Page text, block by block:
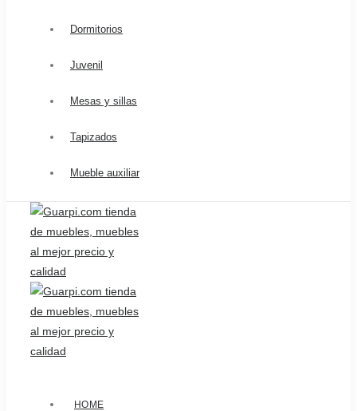
Dormitorios
Juvenil
Mesas y sillas
Tapizados
Mueble auxiliar
HOME